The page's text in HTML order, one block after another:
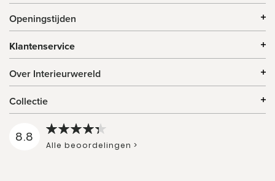
Openingstijden
Klantenservice
Over Interieurwereld
Collectie
8.8
Alle beoordelingen >